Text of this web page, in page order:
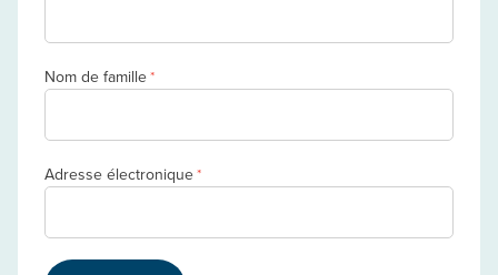
Nom de famille*
Adresse électronique*